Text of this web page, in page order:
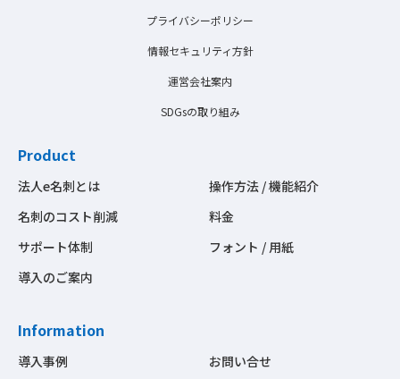
プライバシーポリシー
情報セキュリティ方針
運営会社案内
SDGsの取り組み
Product
法人e名刺とは
名刺のコスト削減
サポート体制
導入のご案内
操作方法 / 機能紹介
料金
フォント / 用紙
Information
導入事例
お問い合せ